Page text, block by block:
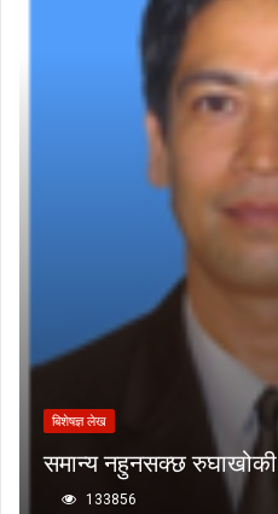
बिशेषज्ञ लेख
समान्य नहुनसक्छ रुघाखोकी
133856